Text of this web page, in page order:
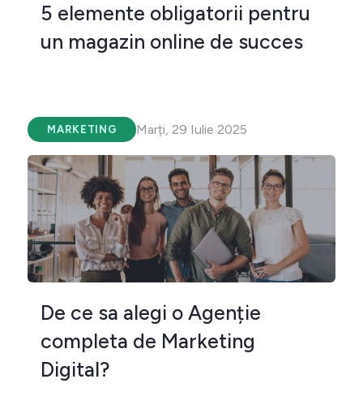
5 elemente obligatorii pentru
un magazin online de succes
MARKETING Marți, 29 Iulie 2025
De ce sa alegi o Agenție
completa de Marketing
Digital?